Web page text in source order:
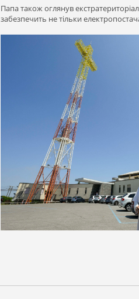
Папа також оглянув
забезпечить не тільки